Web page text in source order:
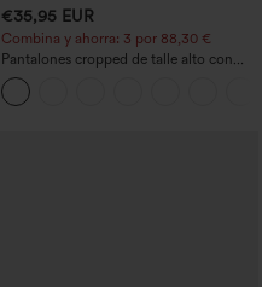
€35,95 EUR
Combina y ahorra: 3 por 88,30 €
Pantalones cropped de talle alto con
bolsillos con cremallera y efecto lino